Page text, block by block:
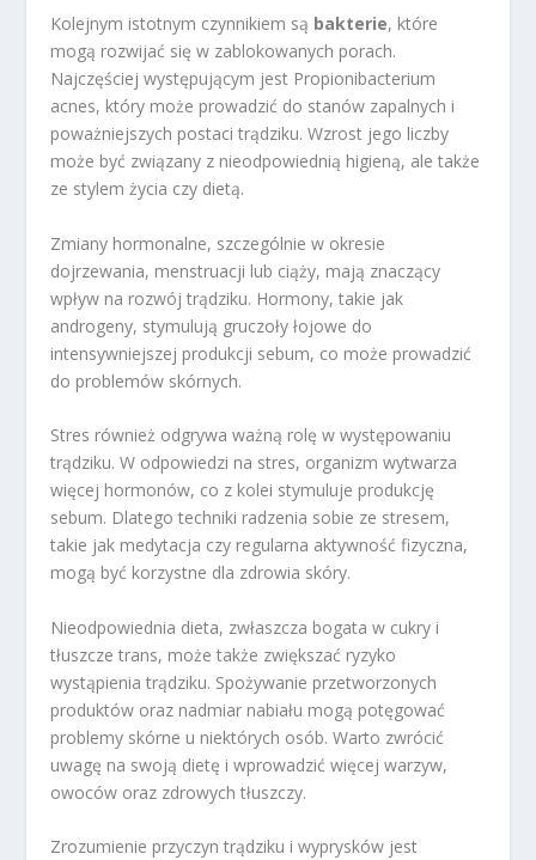
Kolejnym istotnym czynnikiem są bakterie, które
mogą rozwijać się w zablokowanych porach.
Najczęściej występującym jest Propionibacterium
acnes, który może prowadzić do stanów zapalnych i
poważniejszych postaci trądziku. Wzrost jego liczby
może być związany z nieodpowiednią higieną, ale także
ze stylem życia czy dietą.
Zmiany hormonalne, szczególnie w okresie
dojrzewania, menstruacji lub ciąży, mają znaczący
wpływ na rozwój trądziku. Hormony, takie jak
androgeny, stymulują gruczoły łojowe do
intensywniejszej produkcji sebum, co może prowadzić
do problemów skórnych.
Stres również odgrywa ważną rolę w występowaniu
trądziku. W odpowiedzi na stres, organizm wytwarza
więcej hormonów, co z kolei stymuluje produkcję
sebum. Dlatego techniki radzenia sobie ze stresem,
takie jak medytacja czy regularna aktywność fizyczna,
mogą być korzystne dla zdrowia skóry.
Nieodpowiednia dieta, zwłaszcza bogata w cukry i
tłuszcze trans, może także zwiększać ryzyko
wystąpienia trądziku. Spożywanie przetworzonych
produktów oraz nadmiar nabiału mogą potęgować
problemy skórne u niektórych osób. Warto zwrócić
uwagę na swoją dietę i wprowadzić więcej warzyw,
owoców oraz zdrowych tłuszczy.
Zrozumienie przyczyn trądziku i wyprysków jest